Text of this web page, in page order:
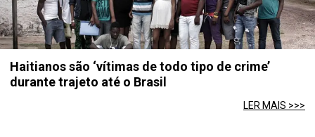
Haitianos são ‘vítimas de todo tipo de crime’
durante trajeto até o Brasil
LER MAIS >>>